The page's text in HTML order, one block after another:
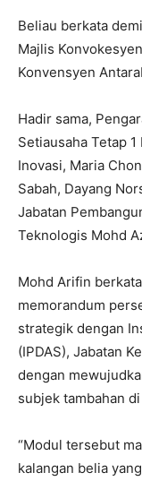
Beliau berkata
Majlis
Konvensyen
Hadir sama,
Setiausaha Tetap
Inovasi, Maria
Sabah, Dayang
Jabatan
Teknologis Mohd
Mohd Arifin
memorandum
strategik dengan
(IPDAS), Jabatan
dengan
subjek tambahan di
“Modul tersebut
kalangan belia